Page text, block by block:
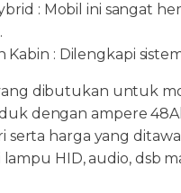
: Mobil ini sangat
Kabin : Dilengkapi
dibutukan untuk
dengan ampere
serta harga yang
lampu HID, audio, dsb